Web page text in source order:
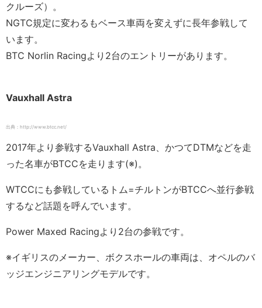
クルーズ）。
NGTC規定に変わるもベース車両を変えずに長年参戦して
います。
BTC Norlin Racingより2台のエントリーがあります。
Vauxhall Astra
出典：http://www.btcc.net/
2017年より参戦するVauxhall Astra、かつてDTMなどを走
った名車がBTCCを走ります(※)。
WTCCにも参戦しているトム=チルトンがBTCCへ並行参戦
するなど話題を呼んでいます。
Power Maxed Racingより2台の参戦です。
※イギリスのメーカー、ボクスホールの車両は、オペルのバ
ッジエンジニアリングモデルです。